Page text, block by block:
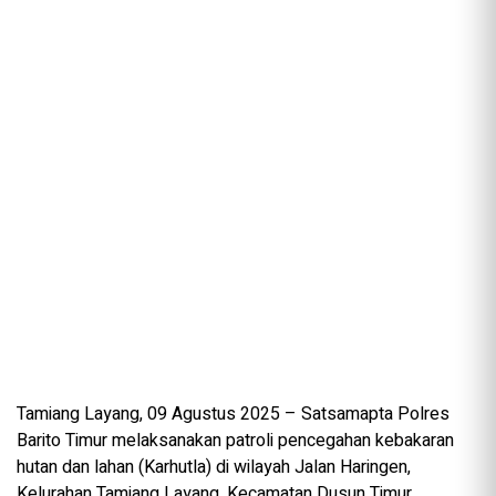
Tamiang Layang, 09 Agustus 2025 – Satsamapta Polres
Barito Timur melaksanakan patroli pencegahan kebakaran
hutan dan lahan (Karhutla) di wilayah Jalan Haringen,